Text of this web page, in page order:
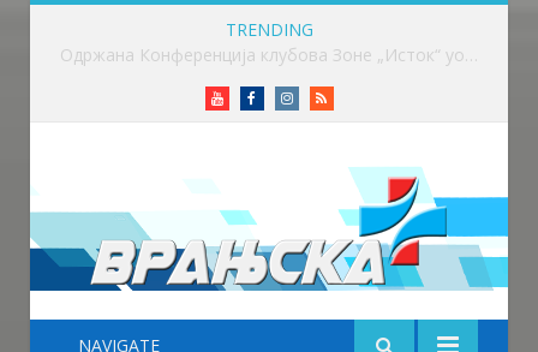
TRENDING
Вучић: Расписивање избора за који дан или недељу
YoutubeFacebookInstagram
RSS
NAVIGATE